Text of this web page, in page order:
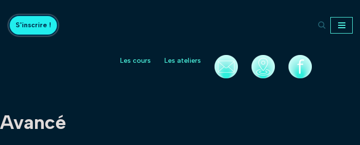
S'inscrire !
Les cours Les ateliers
Avancé